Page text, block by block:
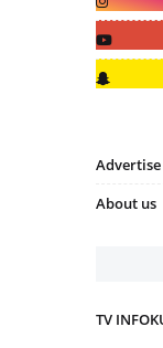
Advertise
About us
TV